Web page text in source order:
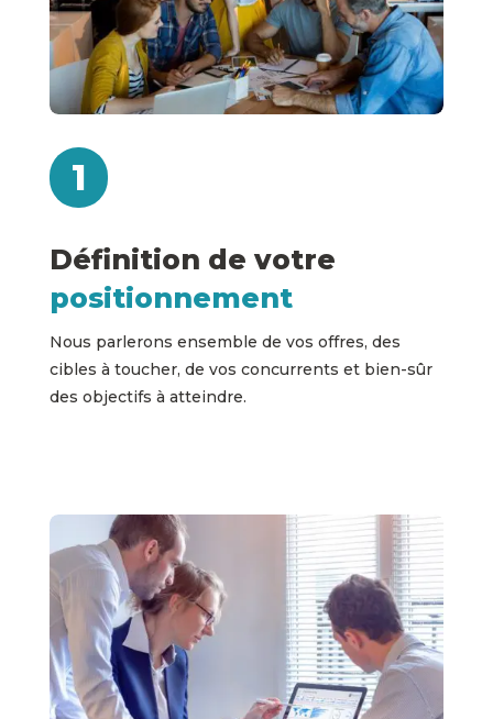
1
Définition de votre
positionnement
Nous parlerons ensemble de vos offres, des
cibles à toucher, de vos concurrents et bien-sûr
des objectifs à atteindre.